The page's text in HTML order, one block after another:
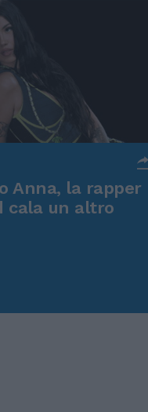
Anna, la rapper
cala un altro